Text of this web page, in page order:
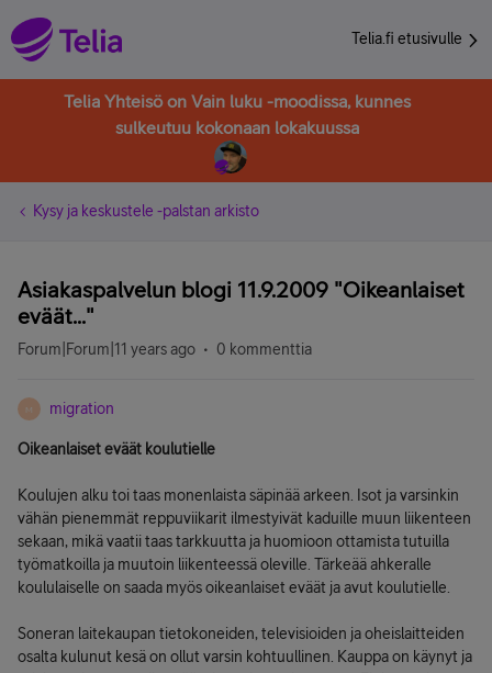
Telia.fi etusivulle
Telia Yhteisö on Vain luku -moodissa, kunnes
sulkeutuu kokonaan lokakuussa
Kysy ja keskustele -palstan arkisto
Asiakaspalvelun blogi 11.9.2009 "Oikeanlaiset
eväät..."
Forum|Forum|11 years ago 0 kommenttia
M migration
Oikeanlaiset eväät koulutielle
Koulujen alku toi taas monenlaista säpinää arkeen. Isot ja varsinkin
vähän pienemmät reppuviikarit ilmestyivät kaduille muun liikenteen
sekaan, mikä vaatii taas tarkkuutta ja huomioon ottamista tutuilla
työmatkoilla ja muutoin liikenteessä oleville. Tärkeää ahkeralle
koululaiselle on saada myös oikeanlaiset eväät ja avut koulutielle.
Soneran laitekaupan tietokoneiden, televisioiden ja oheislaitteiden
osalta kulunut kesä on ollut varsin kohtuullinen. Kauppa on käynyt ja